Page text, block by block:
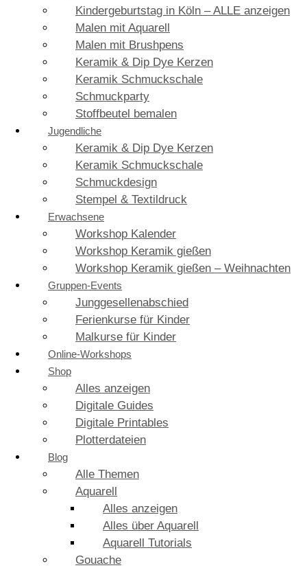
Kindergeburtstag in Köln – ALLE anzeigen
Malen mit Aquarell
Malen mit Brushpens
Keramik & Dip Dye Kerzen
Keramik Schmuckschale
Schmuckparty
Stoffbeutel bemalen
Jugendliche
Keramik & Dip Dye Kerzen
Keramik Schmuckschale
Schmuckdesign
Stempel & Textildruck
Erwachsene
Workshop Kalender
Workshop Keramik gießen
Workshop Keramik gießen – Weihnachten
Gruppen-Events
Junggesellenabschied
Ferienkurse für Kinder
Malkurse für Kinder
Online-Workshops
Shop
Alles anzeigen
Digitale Guides
Digitale Printables
Plotterdateien
Blog
Alle Themen
Aquarell
Alles anzeigen
Alles über Aquarell
Aquarell Tutorials
Gouache